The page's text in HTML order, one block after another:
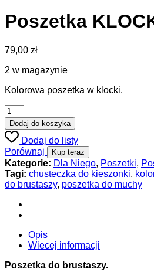
Poszetka
79,00 zł
2 w magazynie
Kolorowa poszetka w klocki.
Dodaj do koszyka
Dodaj do listy
Porównaj
Kup teraz
Kategorie: Dla Niego, Poszetki,
Tagi: chusteczka do kieszonki,
do brustaszy, poszetka do muchy
Opis
Wiecej informacji
Poszetka do brustaszy.